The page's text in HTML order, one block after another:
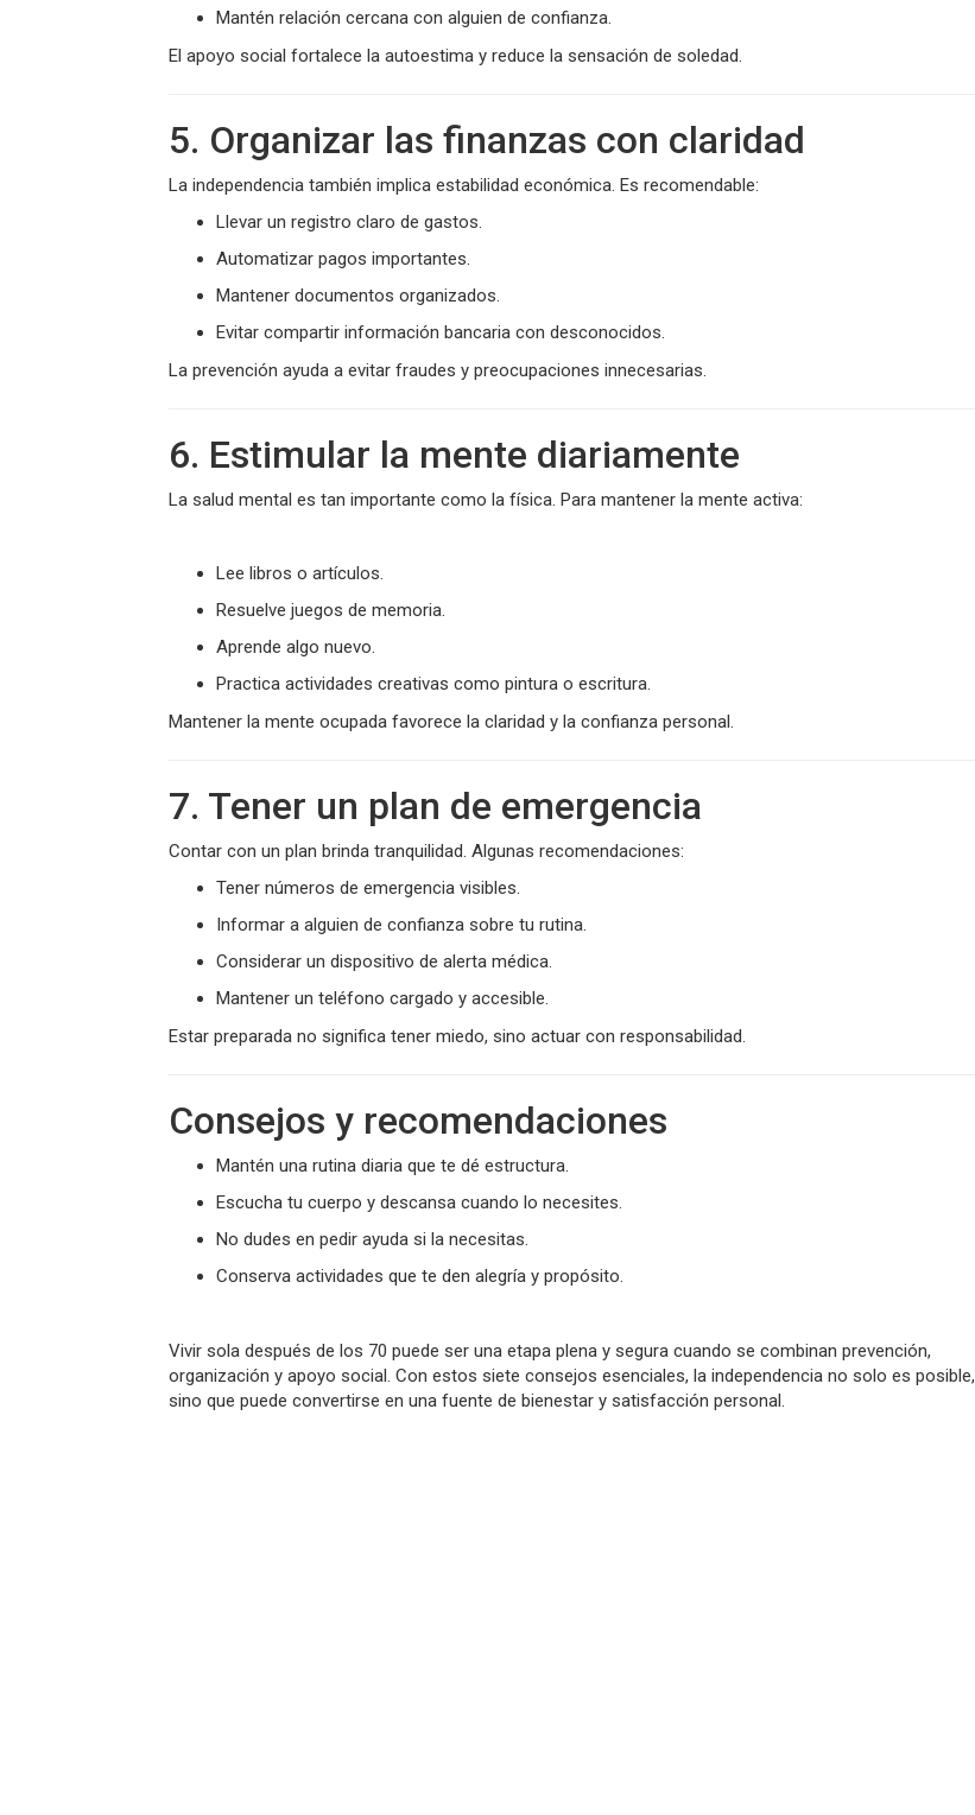
Mantén relación cercana con alguien de confianza.
El apoyo social fortalece la autoestima y reduce la sensación de soledad.
5. Organizar las finanzas con claridad
La independencia también implica estabilidad económica. Es recomendable:
Llevar un registro claro de gastos.
Automatizar pagos importantes.
Mantener documentos organizados.
Evitar compartir información bancaria con desconocidos.
La prevención ayuda a evitar fraudes y preocupaciones innecesarias.
6. Estimular la mente diariamente
La salud mental es tan importante como la física. Para mantener la mente activa:
Lee libros o artículos.
Resuelve juegos de memoria.
Aprende algo nuevo.
Practica actividades creativas como pintura o escritura.
Mantener la mente ocupada favorece la claridad y la confianza personal.
7. Tener un plan de emergencia
Contar con un plan brinda tranquilidad. Algunas recomendaciones:
Tener números de emergencia visibles.
Informar a alguien de confianza sobre tu rutina.
Considerar un dispositivo de alerta médica.
Mantener un teléfono cargado y accesible.
Estar preparada no significa tener miedo, sino actuar con responsabilidad.
Consejos y recomendaciones
Mantén una rutina diaria que te dé estructura.
Escucha tu cuerpo y descansa cuando lo necesites.
No dudes en pedir ayuda si la necesitas.
Conserva actividades que te den alegría y propósito.
Vivir sola después de los 70 puede ser una etapa plena y segura cuando se combinan prevención,
organización y apoyo social. Con estos siete consejos esenciales, la independencia no solo es posible,
sino que puede convertirse en una fuente de bienestar y satisfacción personal.